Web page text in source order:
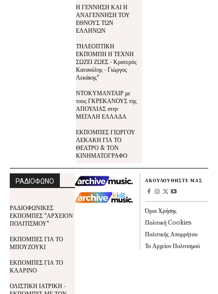
Η ΓΕΝΝΗΣΗ ΚΑΙ Η
ΑΝΑΓΕΝΝΗΣΗ ΤΟΥ
ΕΘΝΟΥΣ ΤΩΝ
ΕΛΛΗΝΩΝ
ΤΗΛΕΟΠΤΙΚΗ
ΕΚΠΟΜΠΗ Η ΤΕΧΝΗ
ΣΩΖΕΙ ΖΩΕΣ - Κρατερός
Κατσούλης - Γιώργος
Λεκάκης"
ΝΤΟΚΥΜΑΝΤΑΙΡ με
τους ΓΚΡΕΚΑΝΟΥΣ της
ΑΠΟΥΛΙΑΣ στην
ΜΕΓΑΛΗ ΕΛΛΑΔΑ
ΕΚΠΟΜΠΕΣ ΓΙΩΡΓΟΥ
ΛΕΚΑΚΗ ΓΙΑ ΤΟ
ΘΕΑΤΡΟ & ΤΟΝ
ΚΙΝΗΜΑΤΟΓΡΑΦΟ
ΡΑΔΙΟΦΩΝΟ
ΡΑΔΙΟΦΩΝΙΚΕΣ
ΕΚΠΟΜΠΕΣ "ΑΡΧΕΙΟΝ
ΠΟΛΙΤΙΣΜΟΥ"
ΕΚΠΟΜΠΕΣ ΓΙΑ ΤΟ
ΜΠΟΥΖΟΥΚΙ
ΕΚΠΟΜΠΕΣ ΓΙΑ ΤΟ
ΚΛΑΡΙΝΟ
ΟΛΙΣΤΙΚΗ ΙΑΤΡΙΚΗ -
ΑΚΟΥΛΟΥΘΗΣΤΕ ΜΑΣ
Όροι Χρήσης
Πολιτική Cookies
Πολιτικής Απορρήτου
Το Αρχείον Πολιτισμού